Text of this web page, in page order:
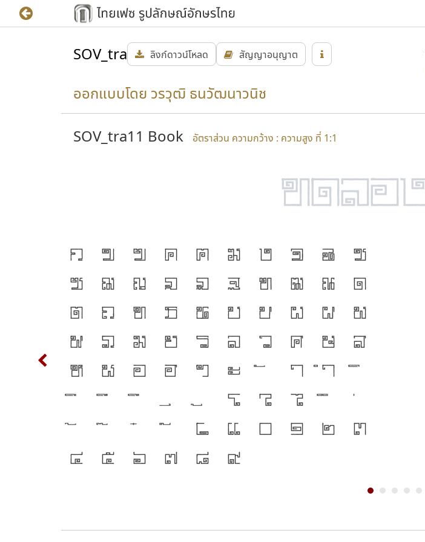
SOV_tra ลิงก์ดาวน์โหลด สัญญาอนุญาต
ออกแบบโดย วรวุฒิ ธนวัฒนาวนิช
SOV_tra11 Book อัตราส่วน ความกว้าง : ความสูง ที่ 1:1
ก ข ฃ ค ฅ ฆ ง จ ฉ ช
ซ ฌ ญ ฎ ฏ ฐ ฑ ฒ ณ ด
ต ถ ท ธ น บ ป ผ ฝ พ
ฟ ภ ม ย ร ล ว ศ ษ ส
ห ฬ อ ฮ ฯ ะ า ำ
โ ใ ไ
เ แ ๐ ๑ ๒ ๓
๔ ๕ ๖ ๗ ๘ ๙